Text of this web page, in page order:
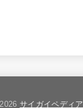
サイガイペディア